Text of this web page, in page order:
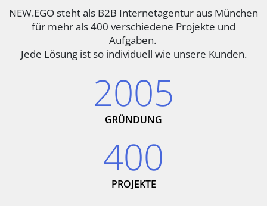
NEW.EGO steht als B2B Internetagentur aus München
für mehr als 400 verschiedene Projekte und
Aufgaben.
Jede Lösung ist so individuell wie unsere Kunden.
2005
GRÜNDUNG
400
PROJEKTE